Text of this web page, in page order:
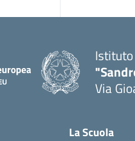
Via
La Scuola